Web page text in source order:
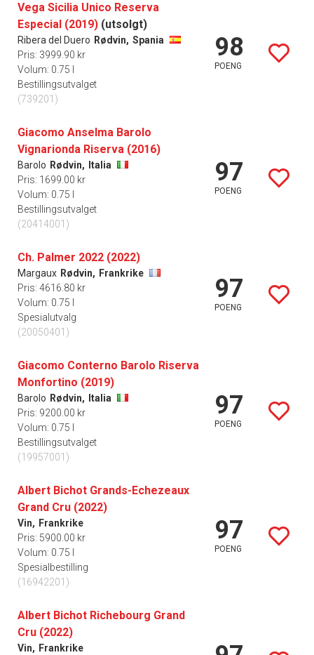
Vega Sicilia Unico Reserva
Especial (2019) (utsolgt)
Ribera del Duero Rødvin, Spania
Pris: 3999.90 kr
Volum: 0.75 l
Bestillingsutvalget
(739201)
98
POENG
Giacomo Anselma Barolo
Vignarionda Riserva (2016)
Barolo Rødvin,
Italia
Pris: 1699.00 kr
Volum: 0.75 l
Bestillingsutvalget
(20414001)
97
POENG
Ch. Palmer 2022 (2022)
Margaux Rødvin, Frankrike
Pris: 4616.80 kr
Volum: 0.75 l
Spesialutvalg
(20050401)
97
POENG
Giacomo Conterno Barolo Riserva
Monfortino (2019)
Barolo Rødvin,
Italia
Pris: 9200.00 kr
Volum: 0.75 l
Bestillingsutvalget
(19957001)
97
POENG
Albert Bichot Grands-Echezeaux
Grand Cru (2022)
Vin, Frankrike
Pris: 5900.00 kr
Volum: 0.75 l
Spesialbestilling
(16942201)
97
POENG
Albert Bichot Richebourg Grand
Cru (2022)
Vin, Frankrike